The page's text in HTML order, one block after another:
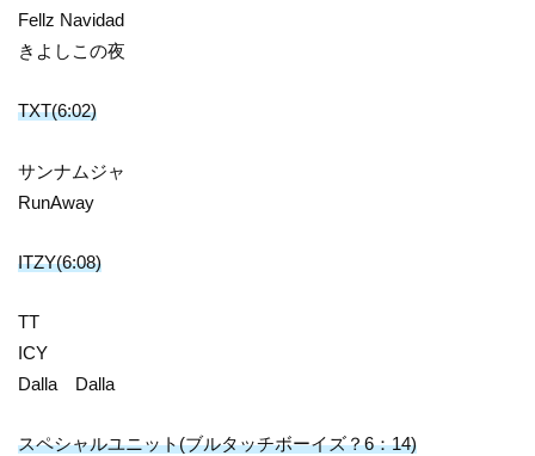
Fellz Navidad
きよしこの夜
TXT(6:02)
サンナムジャ
RunAway
ITZY(6:08)
TT
ICY
Dalla Dalla
スペシャルユニット(ブルタッチボーイズ？6：14)